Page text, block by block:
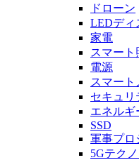
ドローン
LEDディ
家電
スマート
電源
スマート
セキュリ
エネルギ
SSD
軍事プロ
5Gテク